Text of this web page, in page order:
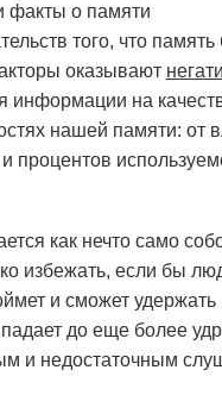
факты о памяти
того, что
оказывают
информации на
нашей памяти: от
процентов
как нечто само
избежать, если бы
и сможет
падает до еще более
и недостаточным